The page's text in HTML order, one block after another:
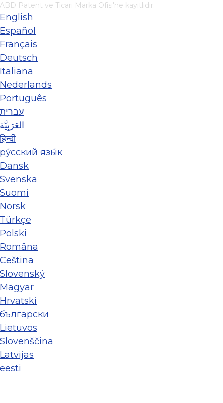
ABD Patent ve Ticari Marka Ofisi'ne kayıtlıdır.
English
Español
Français
Deutsch
Italiana
Nederlands
Português
עברית
العَرَبِيَّة
हिन्दी
ру́сский язы́к
Dansk
Svenska
Suomi
Norsk
Türkçe
Polski
Româna
Ceština
Slovenský
Magyar
Hrvatski
български
Lietuvos
Slovenščina
Latvijas
eesti